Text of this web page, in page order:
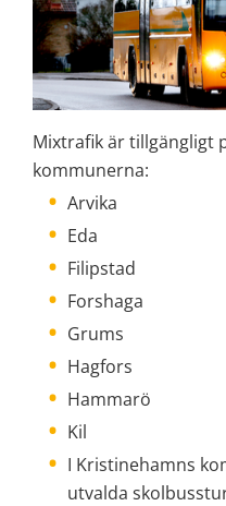
Mixtrafik är tillgängligt
kommunerna:
Arvika
Eda
Filipstad
Forshaga
Grums
Hagfors
Hammarö
Kil
I Kristinehamns
utvalda